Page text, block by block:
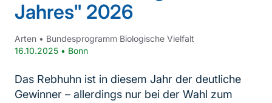
Jahres" 2026
Arten • Bundesprogramm Biologische Vielfalt
16.10.2025 • Bonn
Das Rebhuhn ist in diesem Jahr der deutliche
Gewinner – allerdings nur bei der Wahl zum